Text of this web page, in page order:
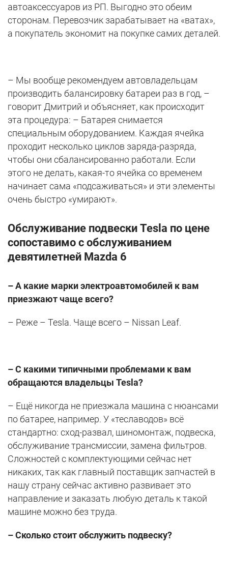
автоаксессуаров из РП. Выгодно это обеим
сторонам. Перевозчик зарабатывает на «ватах»,
а покупатель экономит на покупке самих деталей.
– Мы вообще рекомендуем автовладельцам
производить балансировку батареи раз в год, –
говорит Дмитрий и объясняет, как происходит
эта процедура: – Батарея снимается
специальным оборудованием. Каждая ячейка
проходит несколько циклов заряда-разряда,
чтобы они сбалансированно работали. Если
этого не делать, какая-то ячейка со временем
начинает сама «подсаживаться» и эти элементы
очень быстро «умирают».
Обслуживание подвески Tesla по цене
сопоставимо с обслуживанием
девятилетней Mazda 6
– А какие марки электроавтомобилей к вам
приезжают чаще всего?
– Реже – Tesla. Чаще всего – Nissan Leaf.
– С какими типичными проблемами к вам
обращаются владельцы Tesla?
– Ещё никогда не приезжала машина с нюансами
по батарее, например. У «теславодов» всё
стандартно: сход-развал, шиномонтаж, подвеска,
обслуживание трансмиссии, замена фильтров.
Сложностей с комплектующими сейчас нет
никаких, так как главный поставщик запчастей в
нашу страну сейчас активно развивает это
направление и заказать любую деталь к такой
машине можно без труда.
– Сколько стоит обслужить подвеску?